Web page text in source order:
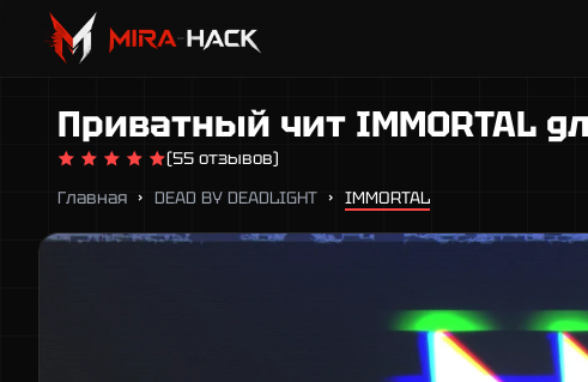
Приватный чит IMMORTAL
(55 отзывов)
Главная
DEAD BY DEADLIGHT IMMORTAL